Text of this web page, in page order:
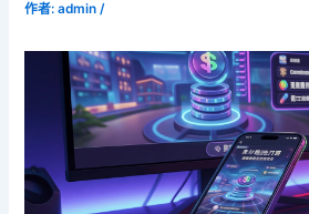
作者:admin/